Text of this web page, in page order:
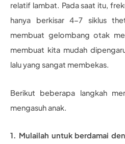
relatif lambat. Pada saat itu,
hanya berkisar 4-7 siklus
membuat gelombang otak
membuat kita mudah
lalu yang sangat membekas.
Berikut beberapa langkah
mengasuh anak.
1. Mulailah untuk berdamai